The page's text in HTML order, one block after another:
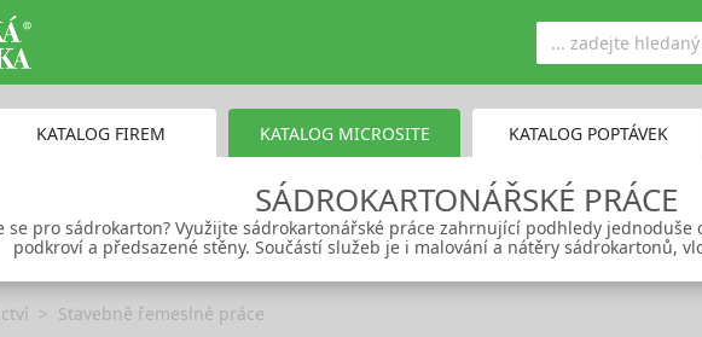
KATALOG FIREM KATALOG MICROSITE KATALOG POPTÁVEK
SÁDROKARTONÁŘSKÉ PRÁCE
se pro sádrokarton? Využijte sádrokartonářské práce zahrnující podhledy
podkroví a předsazené stěny. Součástí služeb je i malování a nátěry sádrokartonů,
Stavebně řemeslné práce